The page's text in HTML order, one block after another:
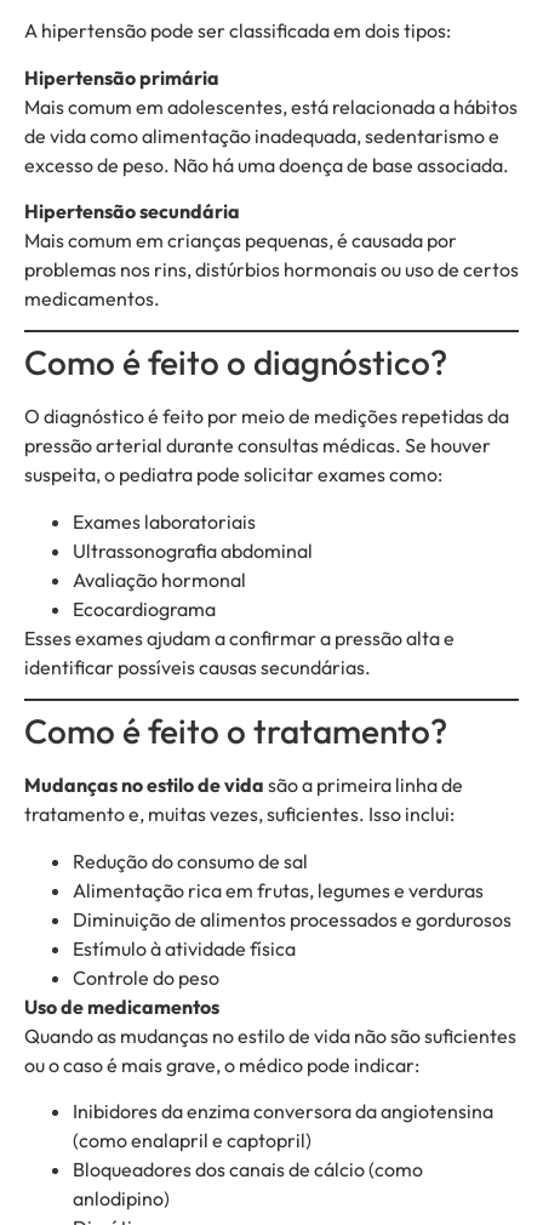
A hipertensão pode ser classificada em dois tipos:
Hipertensão primária
Mais comum em adolescentes, está relacionada a hábitos
de vida como alimentação inadequada, sedentarismo e
excesso de peso. Não há uma doença de base associada.
Hipertensão secundária
Mais comum em crianças pequenas, é causada por
problemas nos rins, distúrbios hormonais ou uso de certos
medicamentos.
Como é feito o diagnóstico?
O diagnóstico é feito por meio de medições repetidas da
pressão arterial durante consultas médicas. Se houver
suspeita, o pediatra pode solicitar exames como:
Exames laboratoriais
Ultrassonografia abdominal
Avaliação hormonal
Ecocardiograma
Esses exames ajudam a confirmar a pressão alta e
identificar possíveis causas secundárias.
Como é feito o tratamento?
Mudanças no estilo de vida são a primeira linha de
tratamento e, muitas vezes, suficientes. Isso inclui:
Redução do consumo de sal
Alimentação rica em frutas, legumes e verduras
Diminuição de alimentos processados e gordurosos
Estímulo à atividade física
Controle do peso
Uso de medicamentos
Quando as mudanças no estilo de vida não são suficientes
ou o caso é mais grave, o médico pode indicar:
Inibidores da enzima conversora da angiotensina
(como enalapril e captopril)
Bloqueadores dos canais de cálcio (como
anlodipino)